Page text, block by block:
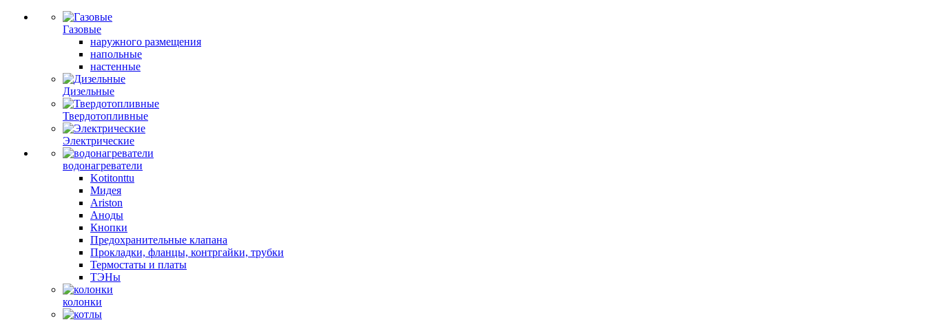
Газовые
наружного размещения
напольные
настенные
Дизельные
Твердотопливные
Электрические
водонагреватели
Kotitonttu
Мидея
Ariston
Аноды
Кнопки
Предохранительные клапана
Прокладки, фланцы, контргайки, трубки
Термостаты и платы
ТЭНы
колонки